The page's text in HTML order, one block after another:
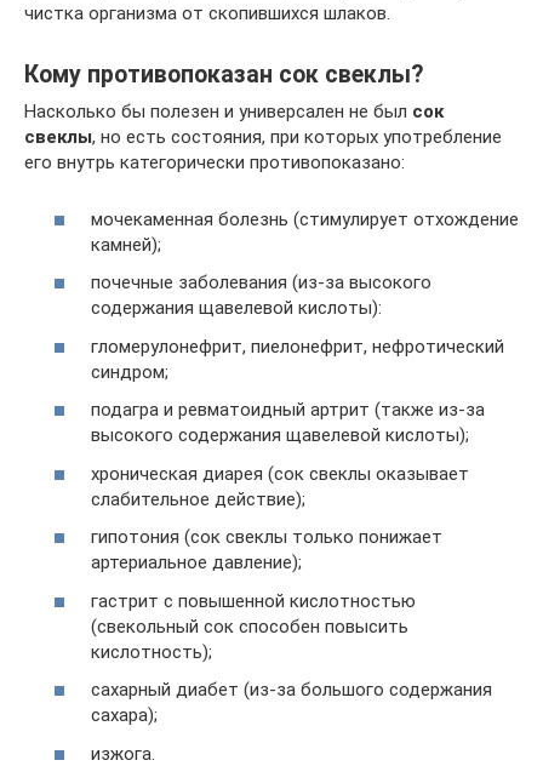
чистка организма от скопившихся шлаков.
Кому противопоказан сок свеклы?
Насколько бы полезен и универсален не был сок
свеклы, но есть состояния, при которых употребление
его внутрь категорически противопоказано:
мочекаменная болезнь (стимулирует отхождение
камней);
почечные заболевания (из-за высокого
содержания щавелевой кислоты):
гломерулонефрит, пиелонефрит, нефротический
синдром;
подагра и ревматоидный артрит (также из-за
высокого содержания щавелевой кислоты);
хроническая диарея (сок свеклы оказывает
слабительное действие);
гипотония (сок свеклы только понижает
артериальное давление);
гастрит с повышенной кислотностью
(свекольный сок способен повысить
кислотность);
сахарный диабет (из-за большого содержания
сахара);
изжога.